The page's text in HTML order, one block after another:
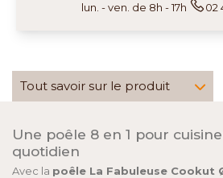
lun. - ven. de 8h - 17h 02
Tout savoir sur le produit
Une poêle 8 en 1 pour
quotidien
Avec la poêle La Fabuleuse Cookut